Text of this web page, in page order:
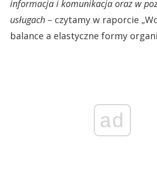
informacja i komunikacja oraz w
usługach – czytamy w raporcie
balance a elastyczne formy
ad